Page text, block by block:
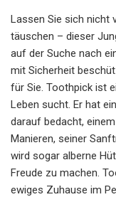
Lassen Sie sich nicht
täuschen – dieser
auf der Suche nach
mit Sicherheit
für Sie. Toothpick ist
Leben sucht. Er hat
darauf bedacht,
Manieren, seiner
wird sogar alberne
Freude zu machen.
ewiges Zuhause im